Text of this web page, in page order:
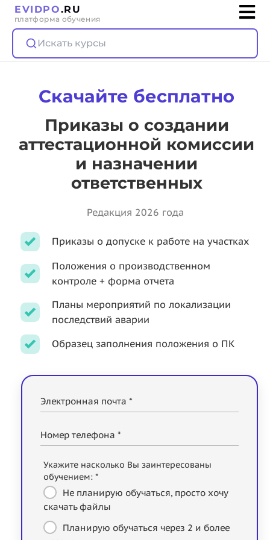
EVIDPO.RU
платформа обучения
Искать курсы
Скачайте бесплатно
Приказы о создании
аттестационной комиссии
и назначении
ответственных
Редакция 2026 года
Приказы о допуске к работе на участках
Положения о производственном
контроле + форма отчета
Планы мероприятий по локализации
последствий аварии
Образец заполнения положения о ПК
Электронная почта *
Номер телефона *
Укажите насколько Вы заинтересованы
обучением: *
Не планирую обучаться, просто хочу
скачать файлы
Планирую обучаться через 2 и более